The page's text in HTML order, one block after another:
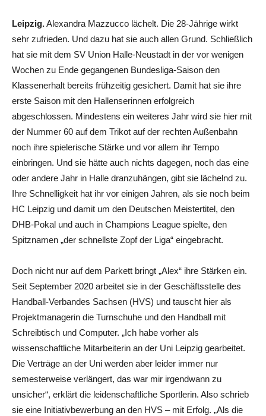
Leipzig.Alexandra Mazzucco lächelt. Die 28-Jährige wirkt
sehr zufrieden. Und dazu hat sie auch allen Grund. Schließlich
hat sie mit dem SV Union Halle-Neustadt in der vor wenigen
Wochen zu Ende gegangenen Bundesliga-Saison den
Klassenerhalt bereits frühzeitig gesichert. Damit hat sie ihre
erste Saison mit den Hallenserinnen erfolgreich
abgeschlossen. Mindestens ein weiteres Jahr wird sie hier mit
der Nummer 60 auf dem Trikot auf der rechten Außenbahn
noch ihre spielerische Stärke und vor allem ihr Tempo
einbringen. Und sie hätte auch nichts dagegen, noch das eine
oder andere Jahr in Halle dranzuhängen, gibt sie lächelnd zu.
Ihre Schnelligkeit hat ihr vor einigen Jahren, als sie noch beim
HC Leipzig und damit um den Deutschen Meistertitel, den
DHB-Pokal und auch in Champions League spielte, den
Spitznamen „der schnellste Zopf der Liga“ eingebracht.
Doch nicht nur auf dem Parkett bringt „Alex“ ihre Stärken ein.
Seit September 2020 arbeitet sie in der Geschäftsstelle des
Handball-Verbandes Sachsen (HVS) und tauscht hier als
Projektmanagerin die Turnschuhe und den Handball mit
Schreibtisch und Computer. „Ich habe vorher als
wissenschaftliche Mitarbeiterin an der Uni Leipzig gearbeitet.
Die Verträge an der Uni werden aber leider immer nur
semesterweise verlängert, das war mir irgendwann zu
unsicher“, erklärt die leidenschaftliche Sportlerin. Also schrieb
sie eine Initiativbewerbung an den HVS – mit Erfolg. „Als die